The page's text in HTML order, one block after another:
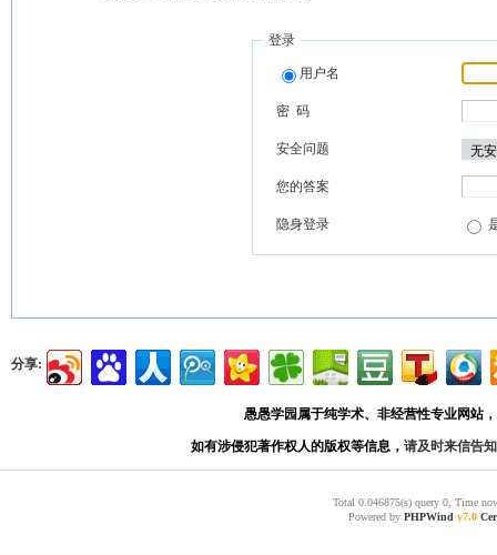
登录
用户名
密 码
安全问题
您的答案
隐身登录
分享:
愚愚学园属于纯学术、非经营性专业网站
如有涉侵犯著作权人的版权等信息， 请及时来信告知
Total 0.046875(s) query 0, Time
Powered by PHPWind v7.0